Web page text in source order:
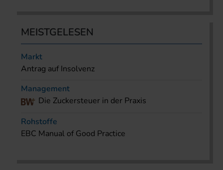
MEISTGELESEN
Markt
Antrag auf Insolvenz
Management
Die Zuckersteuer in der Praxis
Rohstoffe
EBC Manual of Good Practice